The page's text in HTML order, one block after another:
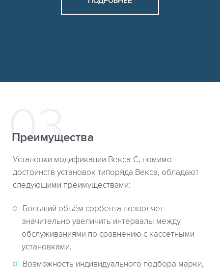
Преимущества
Установки модификации Векса-С, помимо
достоинств установок типоряда Векса, обладают
следующими преимуществами:
Больший объём сорбента позволяет
значительно увеличить интервалы между
обслуживаниями по сравнению с кассетными
установками.
Возможность индивидуального подбора марки,